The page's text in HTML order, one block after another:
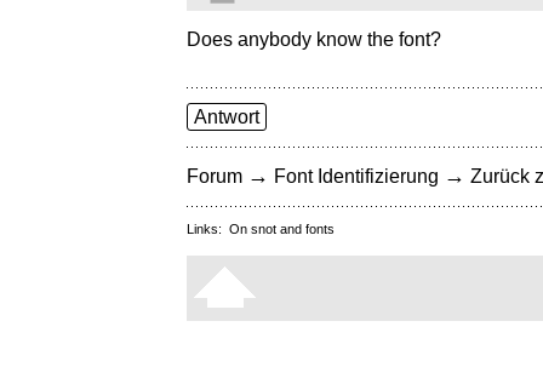
Does anybody know the font?
Antwort
Forum → Font Identifizierung → Zurück
Links: On snot and fonts